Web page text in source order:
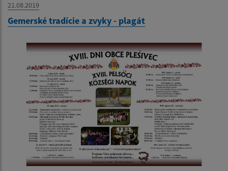
21.08.2019
Gemerské tradície a zvyky - plagát